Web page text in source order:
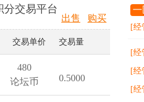
购买
出售
分交易平台
交易单价 交易量
480
论坛币
0.5000
一
[经
[经
（
[经
[经